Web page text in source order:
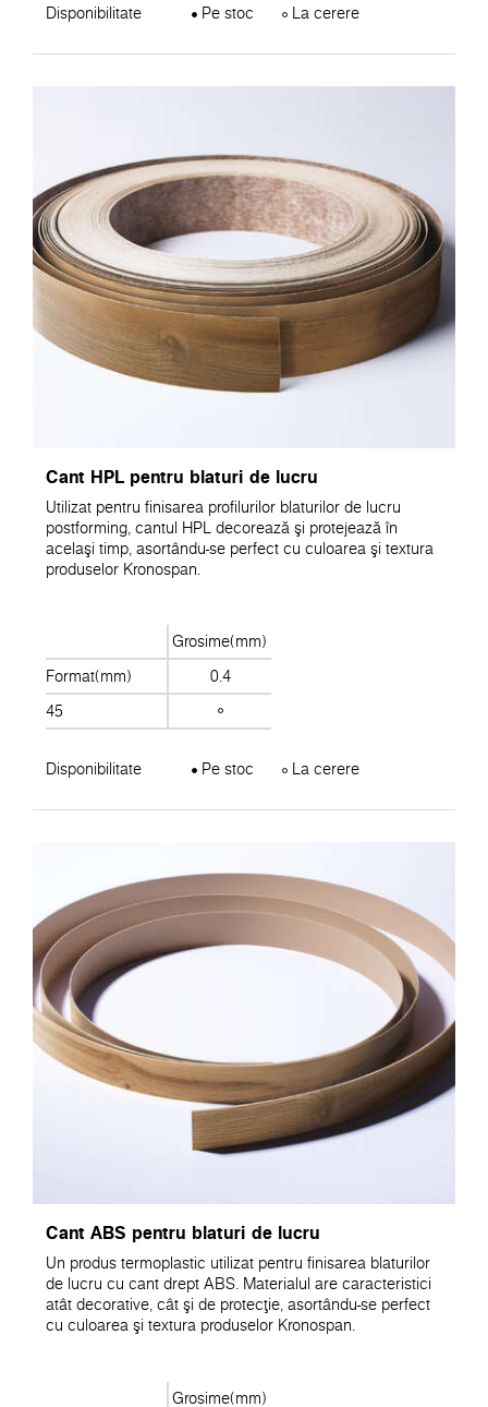
Disponibilitate Pe stoc La cerere
Cant HPL pentru blaturi de lucru
Utilizat pentru finisarea profilurilor blaturilor de lucru
postforming, cantul HPL decorează şi protejează în
acelaşi timp, asortându-se perfect cu culoarea şi textura
produselor Kronospan.
Grosime(mm)
Format(mm)
0.4
45
Disponibilitate Pe stoc La cerere
Cant ABS pentru blaturi de lucru
Un produs termoplastic utilizat pentru finisarea blaturilor
de lucru cu cant drept ABS. Materialul are caracteristici
atât decorative, cât şi de protecţie, asortându-se perfect
cu culoarea şi textura produselor Kronospan.
Grosime(mm)